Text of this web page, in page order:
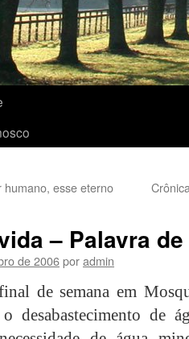
esse eterno
– Palavra
de 2006poradmin
de semana em
desabastecimento de